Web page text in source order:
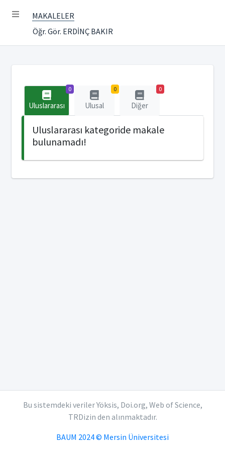
MAKALELER
Öğr. Gör. ERDİNÇ BAKIR
0
Uluslararası
0
Ulusal
0
Diğer
Uluslararası kategoride makale
bulunamadı!
Bu sistemdeki veriler Yöksis, Doi.org, Web of Science,
TRDizin den alınmaktadır.
BAUM 2024 © Mersin Üniversitesi